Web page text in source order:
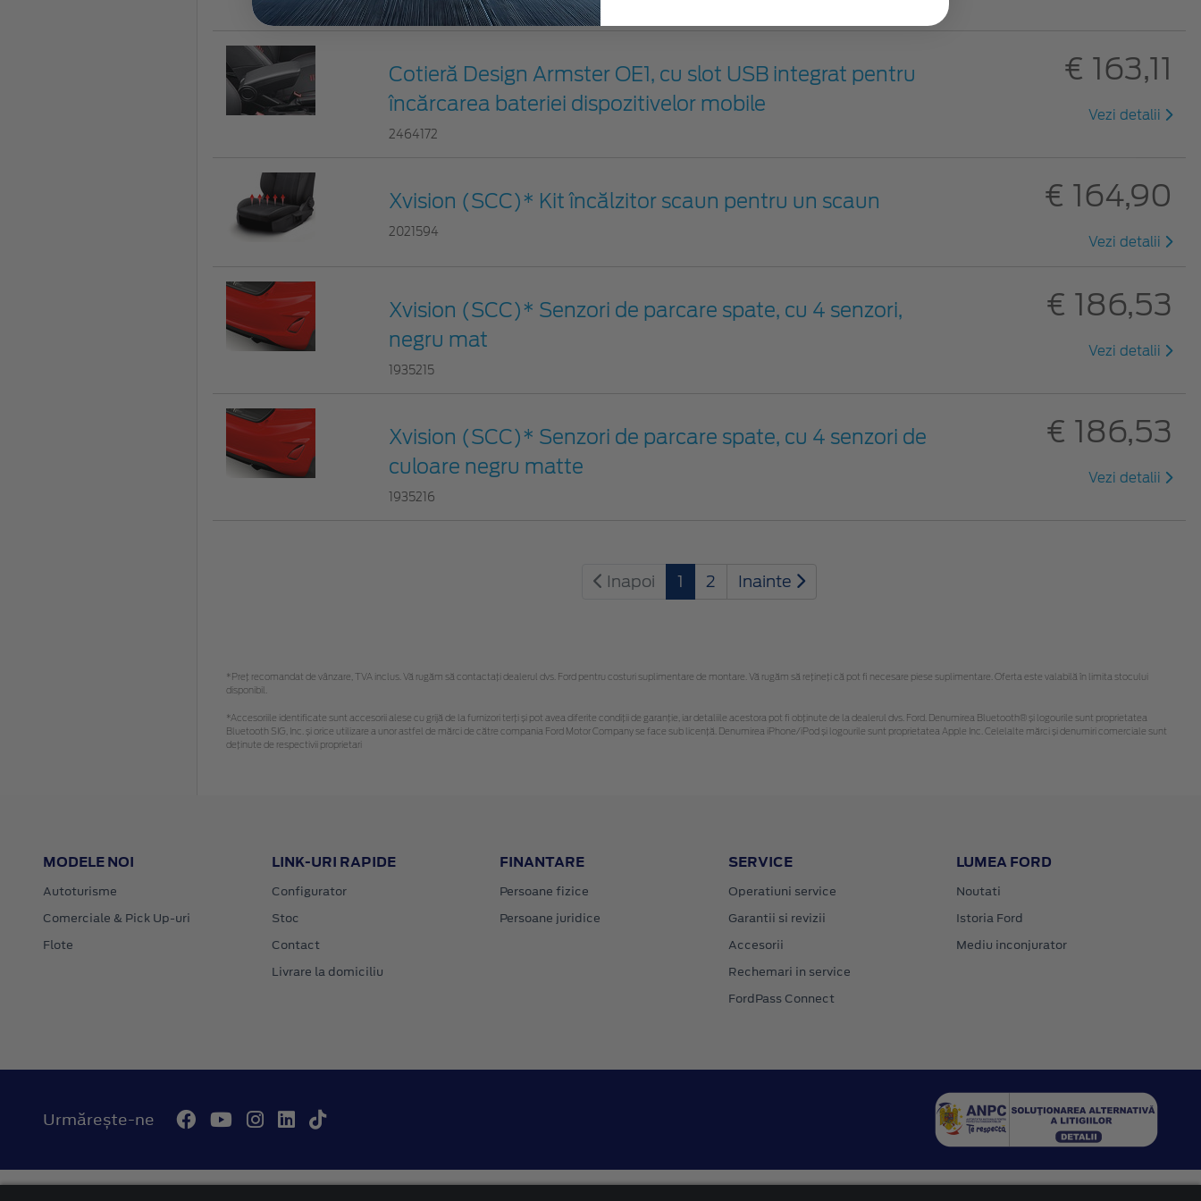
2227703
Cotieră Design Armster OE1, cu slot USB integrat pentru
încărcarea bateriei dispozitivelor mobile
2464172
€ 163,11
Vezi detalii
Xvision (SCC)* Kit încălzitor scaun pentru un scaun
2021594
€ 164,90
Vezi detalii
Xvision (SCC)* Senzori de parcare spate, cu 4 senzori,
negru mat
1935215
€ 186,53
Vezi detalii
Xvision (SCC)* Senzori de parcare spate, cu 4 senzori de
culoare negru matte
1935216
€ 186,53
Vezi detalii
Inapoi 1 2 Inainte
*Preţ recomandat de vânzare, TVA inclus. Vă rugăm să contactaţi dealerul dvs. Ford pentru costuri suplimentare de montare. Vă rugăm să rețineți că pot fi necesare piese suplimentare. Oferta este valabilă în limita stocului
disponibil.
*Accesoriile identificate sunt accesorii alese cu grijă de la furnizori terți și pot avea diferite condiții de garanție, iar detaliile acestora pot fi obținute de la dealerul dvs. Ford. Denumirea Bluetooth® și logourile sunt proprietatea
Bluetooth SIG, Inc. și orice utilizare a unor astfel de mărci de către compania Ford Motor Company se face sub licență. Denumirea iPhone/iPod și logourile sunt proprietatea Apple Inc. Celelalte mărci și denumiri comerciale sunt
deținute de respectivii proprietari
MODELE NOI
Autoturisme
Comerciale & Pick Up-uri
Flote
LINK-URI RAPIDE
Configurator
Stoc
Contact
Livrare la domiciliu
FINANTARE
Persoane fizice
Persoane juridice
SERVICE
Operatiuni service
Garantii si revizii
Accesorii
Rechemari in service
FordPass Connect
LUMEA FORD
Noutati
Istoria Ford
Mediu inconjurator
Urmărește-ne